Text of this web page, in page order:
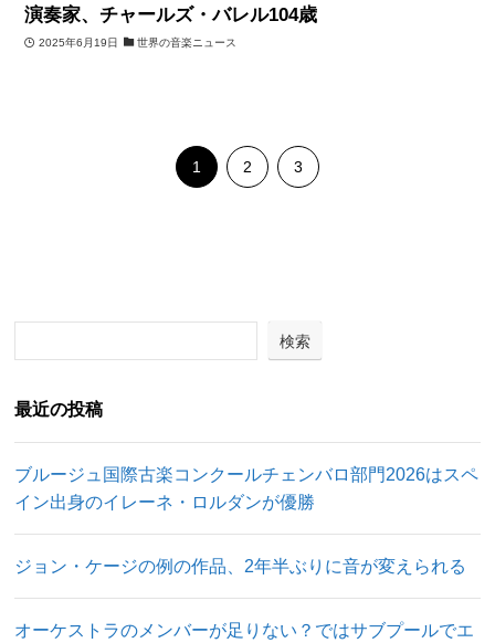
演奏家、チャールズ・バレル104歳
2025年6月19日 世界の音楽ニュース
1 2 3
検索
最近の投稿
ブルージュ国際古楽コンクールチェンバロ部門2026はスペ
イン出身のイレーネ・ロルダンが優勝
ジョン・ケージの例の作品、2年半ぶりに音が変えられる
オーケストラのメンバーが足りない？ではサブプールでエ